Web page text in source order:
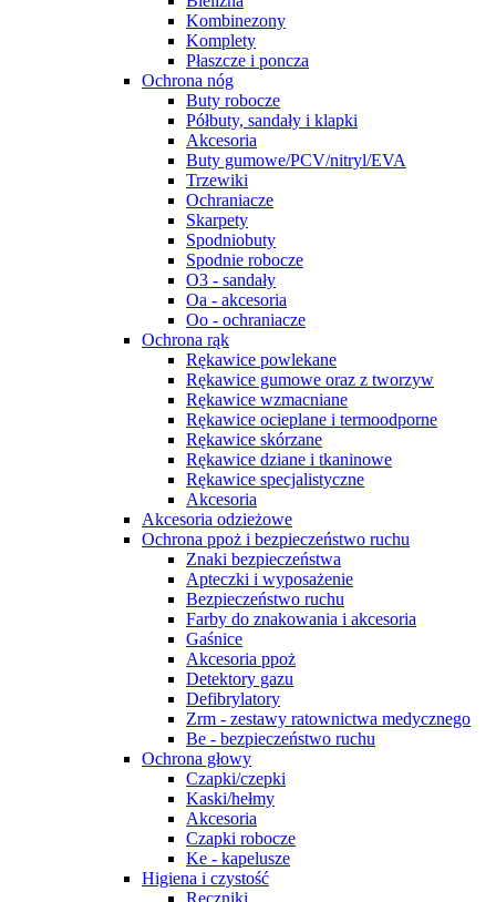
Kombinezony
Komplety
Płaszcze i poncza
Ochrona nóg
Buty robocze
Półbuty, sandały i klapki
Akcesoria
Buty gumowe/PCV/nitryl/EVA
Trzewiki
Ochraniacze
Skarpety
Spodniobuty
Spodnie robocze
O3 - sandały
Oa - akcesoria
Oo - ochraniacze
Ochrona rąk
Rękawice powlekane
Rękawice gumowe oraz z tworzyw
Rękawice wzmacniane
Rękawice ocieplane i termoodporne
Rękawice skórzane
Rękawice dziane i tkaninowe
Rękawice specjalistyczne
Akcesoria
Akcesoria odzieżowe
Ochrona ppoż i bezpieczeństwo ruchu
Znaki bezpieczeństwa
Apteczki i wyposażenie
Bezpieczeństwo ruchu
Farby do znakowania i akcesoria
Gaśnice
Akcesoria ppoż
Detektory gazu
Defibrylatory
Zrm - zestawy ratownictwa medycznego
Be - bezpieczeństwo ruchu
Ochrona głowy
Czapki/czepki
Kaski/hełmy
Akcesoria
Czapki robocze
Ke - kapelusze
Higiena i czystość
Ręczniki